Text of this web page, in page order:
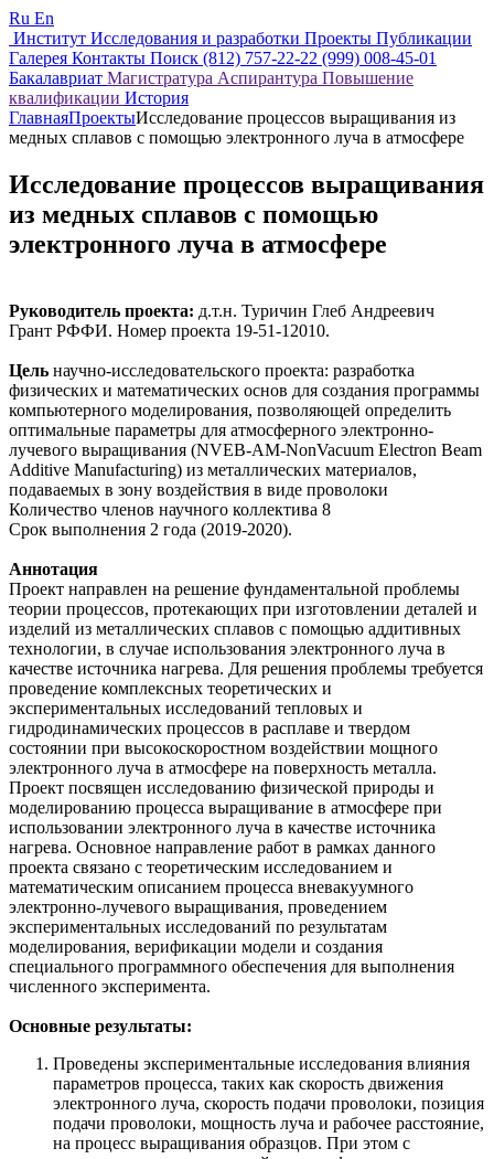
Ru En
Институт Исследования и разработки Проекты Публикации
Галерея Контакты Поиск (812) 757-22-22 (999) 008-45-01
Бакалавриат Магистратура Аспирантура Повышение
квалификации История
ГлавнаяПроектыИсследование процессов выращивания из
медных сплавов с помощью электронного луча в атмосфере
Исследование процессов выращивания
из медных сплавов с помощью
электронного луча в атмосфере
Руководитель проекта: д.т.н. Туричин Глеб Андреевич
Грант РФФИ. Номер проекта 19-51-12010.
Цель научно-исследовательского проекта: разработка
физических и математических основ для создания программы
компьютерного моделирования, позволяющей определить
оптимальные параметры для атмосферного электронно-
лучевого выращивания (NVEB-AM-NonVacuum Electron Beam
Additive Manufacturing) из металлических материалов,
подаваемых в зону воздействия в виде проволоки
Количество членов научного коллектива 8
Срок выполнения 2 года (2019-2020).
Аннотация
Проект направлен на решение фундаментальной проблемы
теории процессов, протекающих при изготовлении деталей и
изделий из металлических сплавов с помощью аддитивных
технологии, в случае использования электронного луча в
качестве источника нагрева. Для решения проблемы требуется
проведение комплексных теоретических и
экспериментальных исследований тепловых и
гидродинамических процессов в расплаве и твердом
состоянии при высокоскоростном воздействии мощного
электронного луча в атмосфере на поверхность металла.
Проект посвящен исследованию физической природы и
моделированию процесса выращивание в атмосфере при
использовании электронного луча в качестве источника
нагрева. Основное направление работ в рамках данного
проекта связано с теоретическим исследованием и
математическим описанием процесса вневакуумного
электронно-лучевого выращивания, проведением
экспериментальных исследований по результатам
моделирования, верификации модели и создания
специального программного обеспечения для выполнения
численного эксперимента.
Основные результаты:
Проведены экспериментальные исследования влияния
параметров процесса, таких как скорость движения
электронного луча, скорость подачи проволоки, позиция
подачи проволоки, мощность луча и рабочее расстояние,
на процесс выращивания образцов. При этом с